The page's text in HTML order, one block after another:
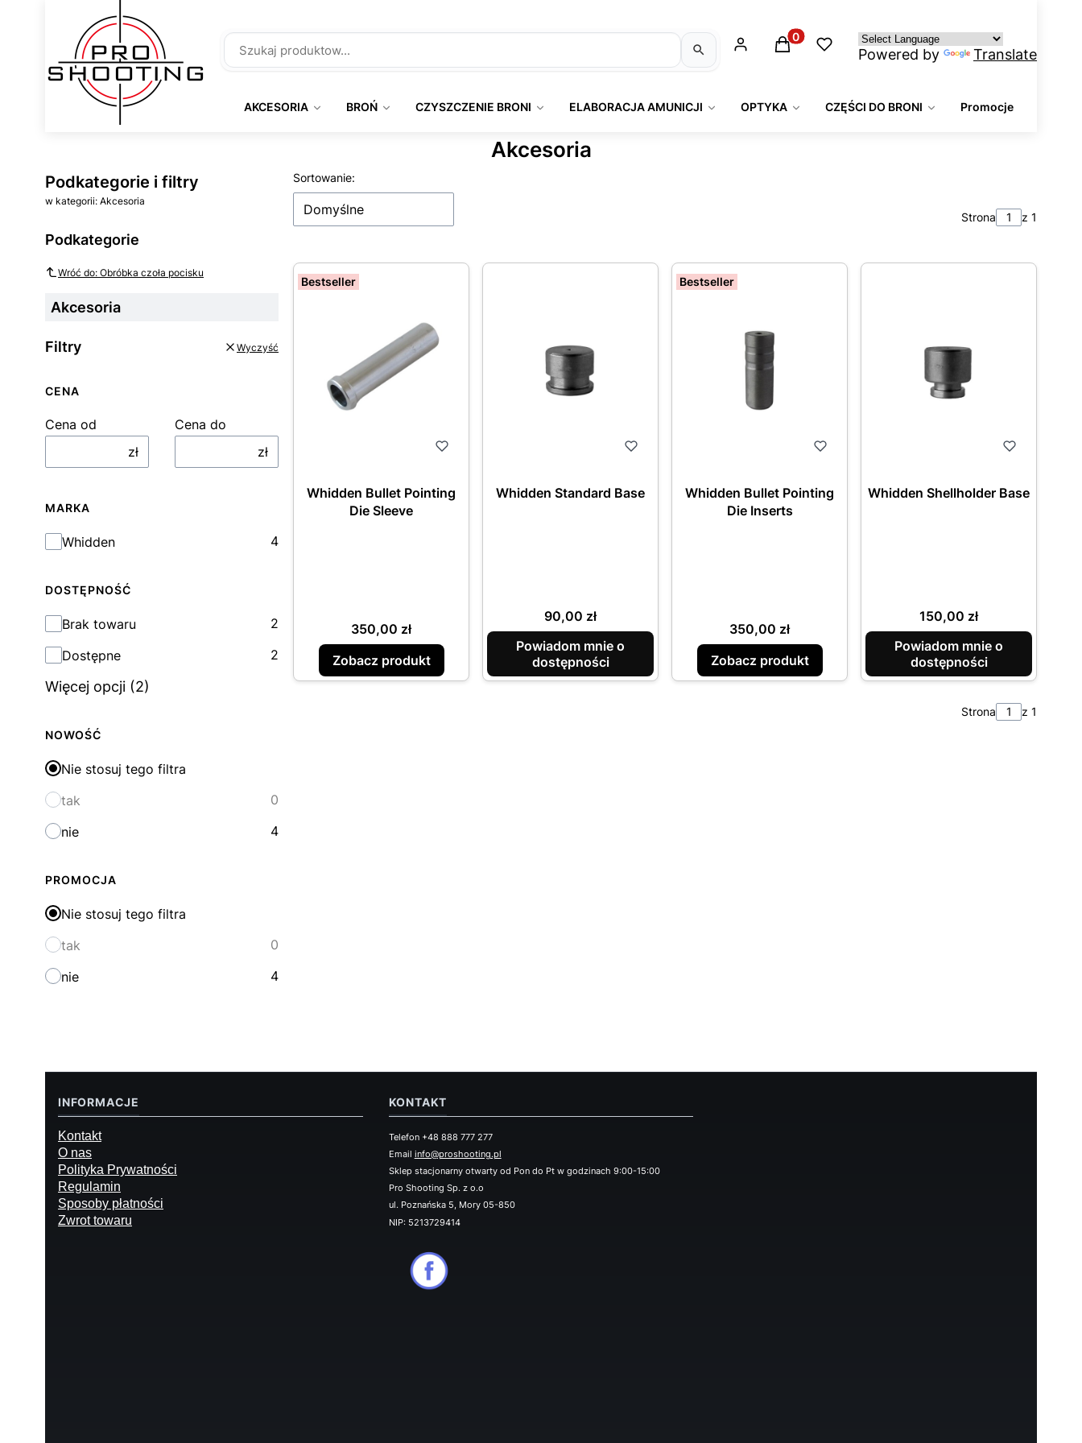
Produkty w koszyku: 0. Zobacz szczegóły
Powered by Translate
AKCESORIA BROŃ CZYSZCZENIE BRONI ELABORACJA AMUNICJI OPTYKA CZĘŚCI DO BRONI Promocje
Akcesoria
Podkategorie i filtry
w kategorii: Akcesoria
Podkategorie
Wróć do: Obróbka czoła pocisku
Akcesoria
Filtry Wyczyść
CENA
Cena od
zł
Cena do
zł
MARKA
Marka
Whidden 4
DOSTĘPNOŚĆ
Dostępność
Brak towaru
2
Dostępne
2
Więcej opcji (2)
NOWOŚĆ
Nie stosuj tego filtra
tak
0
nie
4
PROMOCJA
Nie stosuj tego filtra
tak
0
nie
4
Lista produktów
Sortowanie:
Domyślne Strona z 1
Bestseller
Whidden Bullet Pointing
Die Sleeve
Cena
350,00 zł
Zobacz produkt
Whidden Standard Base
Cena
90,00 zł
Powiadom mnie o
dostępności
Bestseller
Whidden Bullet Pointing
Die Inserts
Cena
350,00 zł
Zobacz produkt
Whidden Shellholder Base
Cena
150,00 zł
Powiadom mnie o
dostępności
Strona z 1
INFORMACJE
Kontakt
O nas
Polityka Prywatności
Regulamin
Sposoby płatności
Zwrot towaru
KONTAKT
Telefon +48 888 777 277
Email info@proshooting.pl
Sklep stacjonarny otwarty od Pon do Pt w godzinach 9:00-15:00
Pro Shooting Sp. z o.o
ul. Poznańska 5, Mory 05-850
NIP: 5213729414